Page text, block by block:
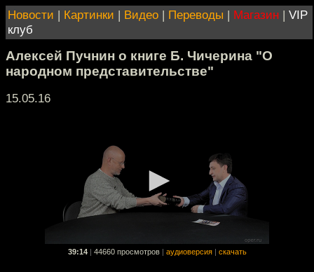
Новости | Картинки | Видео | Переводы | Магазин | VIP
клуб
Алексей Пучнин о книге Б. Чичерина "О
народном представительстве"
15.05.16
39:14 44660 просмотров аудиоверсия скачать